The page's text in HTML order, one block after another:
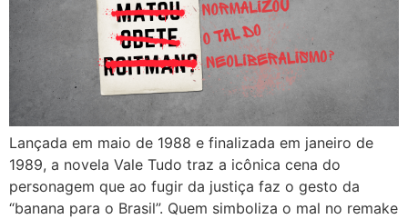
Lançada em maio de 1988 e finalizada em janeiro de
1989, a novela Vale Tudo traz a icônica cena do
personagem que ao fugir da justiça faz o gesto da
“banana para o Brasil”. Quem simboliza o mal no remake